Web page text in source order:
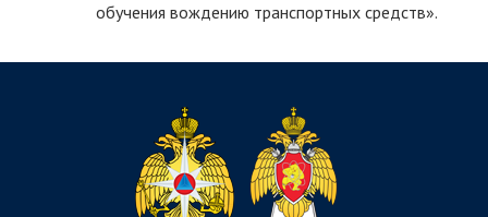
обучения вождению транспортных средств».